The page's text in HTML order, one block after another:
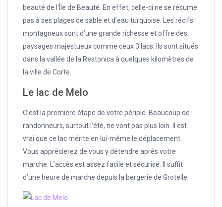
beauté de l’Île de Beauté. En effet, celle-ci ne se résume
pas à ses plages de sable et d’eau turquoise. Les récifs
montagneux sont d’une grande richesse et offre des
paysages majestueux comme ceux 3 lacs. Ils sont situés
dans la vallée de la Restonica à quelques kilomètres de
la ville de Corte.
Le lac de Melo
C’est la première étape de votre périple. Beaucoup de
randonneurs, surtout l’été, ne vont pas plus loin. Il est
vrai que ce lac mérite en lui-même le déplacement.
Vous apprécierez de vous y détendre après votre
marche. L’accès est assez facile et sécurisé. Il suffit
d’une heure de marche depuis la bergerie de Grotelle.